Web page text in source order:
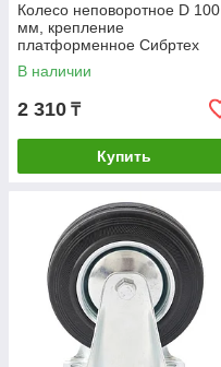
Колесо неповоротное D 100
мм, крепление
платформенное Сибртех
В наличии
2 310 ₸
Купить